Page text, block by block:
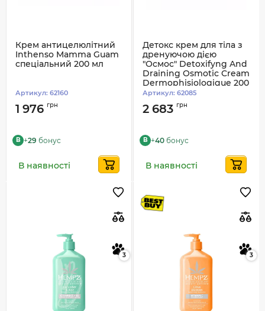
Крем антицелюлітний
Inthenso Mamma Guam
спеціальний 200 мл
Артикул: 62160
1 976 грн
B +29 бонус
В наявності
Детокс крем для тіла з
дренуючою дією
"Осмос" Detoxifyng And
Draining Osmotic Cream
Dermophisiologique 200
мл
Артикул: 62085
2 683 грн
B +40 бонус
В наявності
3 3